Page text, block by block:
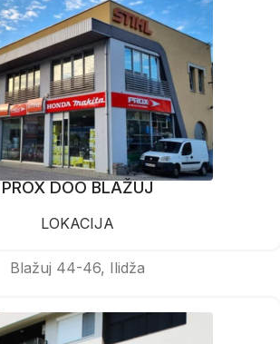
PROX DOO BLAŽUJ
LOKACIJA
Blažuj 44-46, Ilidža